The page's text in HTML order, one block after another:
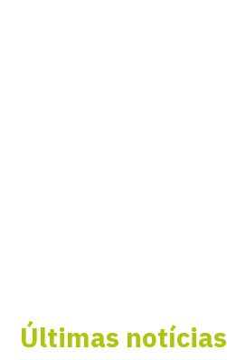
Últimas notícias